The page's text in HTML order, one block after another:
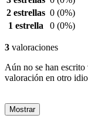
2 estrellas 0 (0%)
1 estrella
0 (0%)
3 valoraciones
Aún no se han escrito
valoración en otro
Mostrar